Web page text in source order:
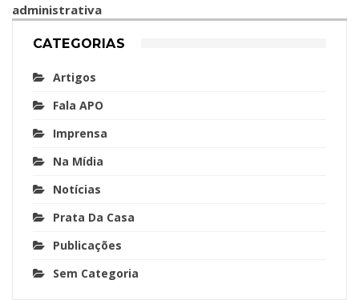
administrativa
CATEGORIAS
Artigos
Fala APO
Imprensa
Na Mídia
Notícias
Prata Da Casa
Publicações
Sem Categoria